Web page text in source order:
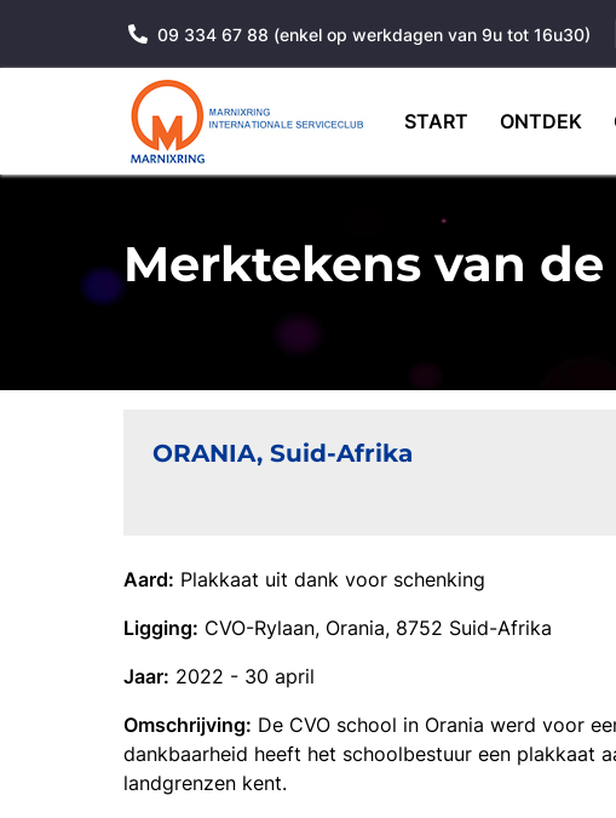
09 334 67 88 (enkel op werkdagen van 9u tot 16u30)
START ONTDEK
Merktekens van
ORANIA, Suid-Afrika
Aard: Plakkaat uit dank voor schenking
Ligging: CVO-Rylaan, Orania, 8752 Suid-Afrika
Jaar: 2022 - 30 april
Omschrijving: De CVO school in Orania werd voor
dankbaarheid heeft het schoolbestuur een plakkaat
landgrenzen kent.